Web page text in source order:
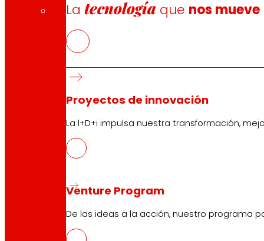
Latecnología que nos mueve
Proyectos de innovación
La l+D+i impulsa nuestra transformación,
Venture Program
De las ideas a la acción, nuestro programa